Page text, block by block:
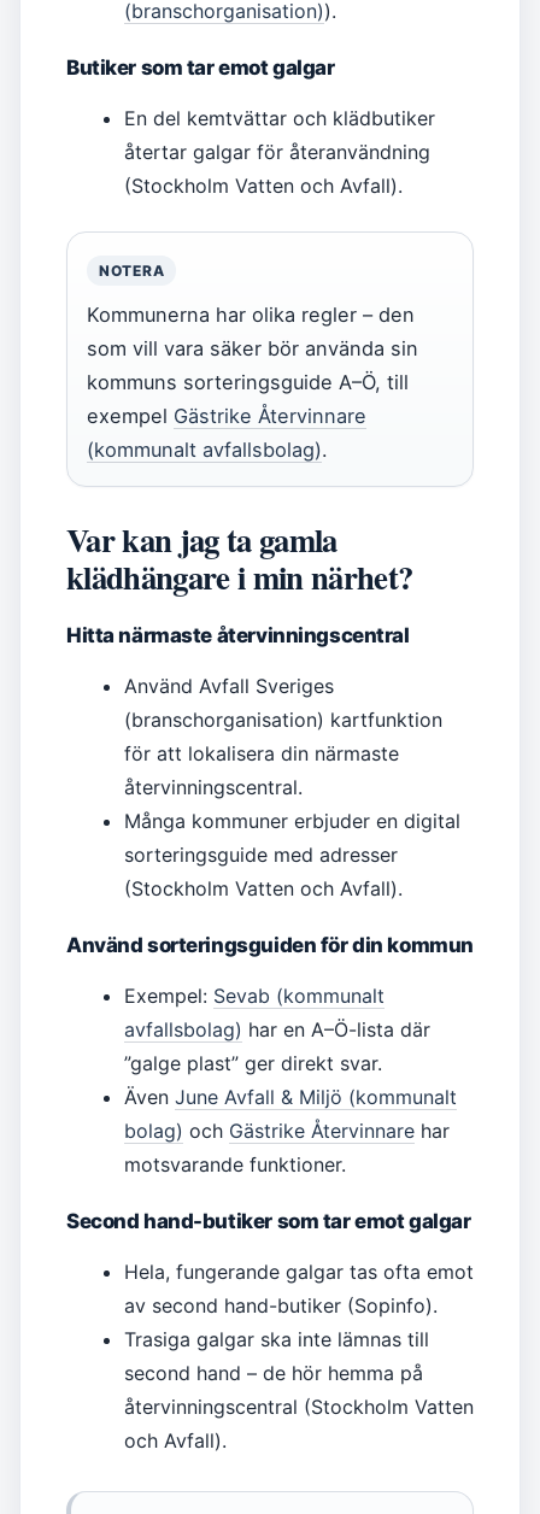
(branschorganisation)).
Butiker som tar emot galgar
En del kemtvättar och klädbutiker
återtar galgar för återanvändning
(Stockholm Vatten och Avfall).
NOTERA
Kommunerna har olika regler – den
som vill vara säker bör använda sin
kommuns sorteringsguide A–Ö, till
exempel Gästrike Återvinnare
(kommunalt avfallsbolag).
Var kan jag ta gamla
klädhängare i min närhet?
Hitta närmaste återvinningscentral
Använd Avfall Sveriges
(branschorganisation) kartfunktion
för att lokalisera din närmaste
återvinningscentral.
Många kommuner erbjuder en digital
sorteringsguide med adresser
(Stockholm Vatten och Avfall).
Använd sorteringsguiden för din kommun
Exempel: Sevab (kommunalt
avfallsbolag) har en A–Ö-lista där
”galge plast” ger direkt svar.
Även June Avfall & Miljö (kommunalt
bolag) och Gästrike Återvinnare har
motsvarande funktioner.
Second hand-butiker som tar emot galgar
Hela, fungerande galgar tas ofta emot
av second hand-butiker (Sopinfo).
Trasiga galgar ska inte lämnas till
second hand – de hör hemma på
återvinningscentral (Stockholm Vatten
och Avfall).